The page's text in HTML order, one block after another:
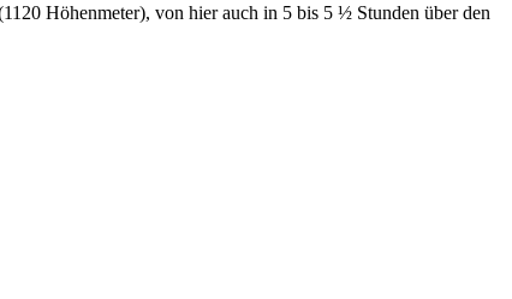
Höhenmeter), von hier auch in 5 bis 5 ½ Stunden über den